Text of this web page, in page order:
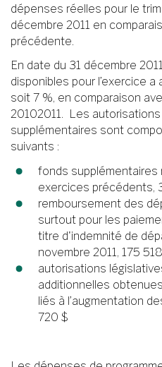
dépenses réelles pour le
décembre 2011 en
précédente.
En date du 31 décembre
disponibles pour l’exercice
soit 7 %, en comparaison
2010­2011. Les
supplémentaires sont
suivants :
fonds supplémentaires
exercices précédents,
remboursement des
surtout pour les
titre d'indemnité de
novembre 2011, 175
autorisations
additionnelles
liés à l’augmentation
720 $